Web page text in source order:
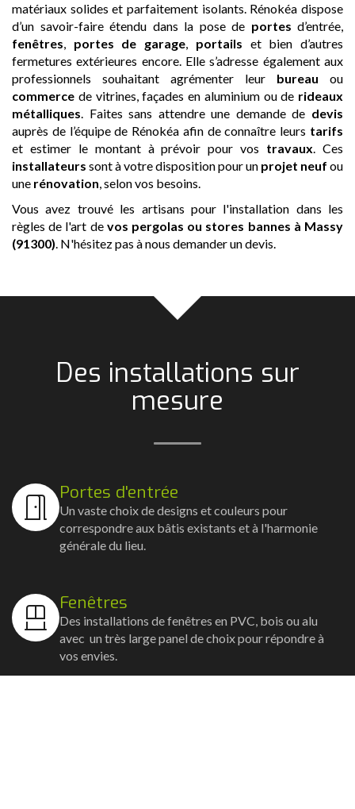
matériaux solides et parfaitement isolants. Rénokéa dispose
d’un savoir-faire étendu dans la pose de portes d’entrée,
fenêtres, portes de garage, portails et bien d’autres
fermetures extérieures encore. Elle s’adresse également aux
professionnels souhaitant agrémenter leur bureau ou
commerce de vitrines, façades en aluminium ou de rideaux
métalliques. Faites sans attendre une demande de devis
auprès de l’équipe de Rénokéa afin de connaître leurs tarifs
et estimer le montant à prévoir pour vos travaux. Ces
installateurs sont à votre disposition pour un projet neuf ou
une rénovation, selon vos besoins.
Vous avez trouvé les artisans pour l'installation dans les
règles de l'art de vos pergolas ou stores bannes à Massy
(91300). N'hésitez pas à nous demander un devis.
Des installations sur
mesure
Portes d'entrée
Un vaste choix de designs et couleurs pour
correspondre aux bâtis existants et à l'harmonie
générale du lieu.
Fenêtres
Des installations de fenêtres en PVC, bois ou alu
avec un très large panel de choix pour répondre à
vos envies.